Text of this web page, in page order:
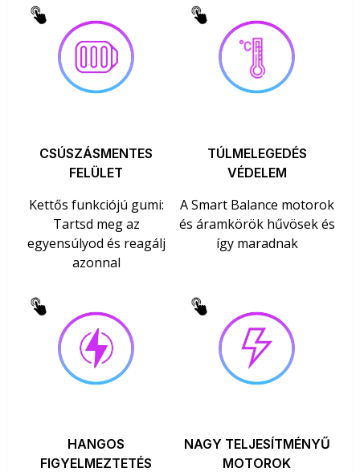
CSÚSZÁSMENTES
FELÜLET
Kettős funkciójú gumi:
Tartsd meg az
egyensúlyod és reagálj
azonnal
TÚLMELEGEDÉS
VÉDELEM
A Smart Balance motorok
és áramkörök hűvösek és
így maradnak
HANGOS
FIGYELMEZTETÉS
NAGY TELJESÍTMÉNYŰ
MOTOROK